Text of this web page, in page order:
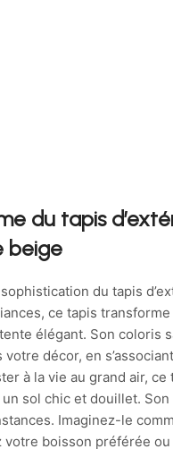
du tapis
beige
du tapis
ce tapis
élégant. Son coloris
décor, en
à la vie au grand air, ce
sol chic et douillet.
Imaginez-le
boisson préférée